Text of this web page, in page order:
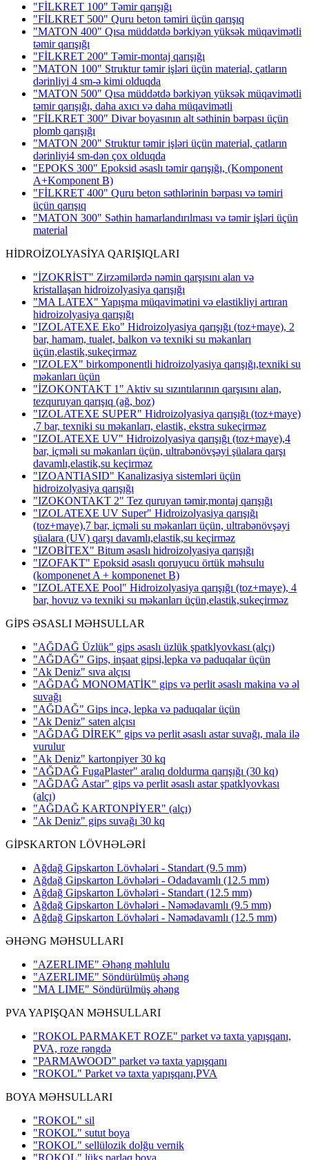
"FİLKRET 100" Təmir qarışığı
"FİLKRET 500" Quru beton təmiri üçün qarışıq
"MATON 400" Qısa müddətdə bərkiyən yüksək müqavimətli
təmir qarışığı
"FİLKRET 200" Təmir-montaj qarışığı
"MATON 100" Struktur təmir işləri üçün material, çatların
dərinliyi 4 sm-ə kimi olduqda
"MATON 500" Qısa müddətdə bərkiyən yüksək müqavimətli
təmir qarışığı, daha axıcı və daha müqavimətli
"FİLKRET 300" Divar boyasının alt səthinin bərpası üçün
plomb qarışığı
"MATON 200" Struktur təmir işləri üçün material, çatların
dərinliyi4 sm-dən çox olduqda
"EPOKS 300" Epoksid əsaslı təmir qarışığı, (Komponent
A+Komponent B)
"FİLKRET 400" Quru beton səthlərinin bərpası və təmiri
üçün qarışıq
"MATON 300" Səthin hamarlandırılması və təmir işləri üçün
material
HİDROİZOLYASİYA QARIŞIQLARI
"İZOKRİST" Zirzəmilərdə nəmin qarşısını alan və
kristallaşan hidroizolyasiya qarışığı
"MA LATEX" Yapışma müqavimətini və elastikliyi artıran
hidroizolyasiya qarışığı
"IZOLATEXE Eko" Hidroizolyasiya qarışığı (toz+maye), 2
bar, hamam, tualet, balkon və texniki su məkanları
üçün,elastik,sukeçirməz
"IZOLEX" birkomponentli hidroizolyasiya qarışığı,texniki su
məkanları üçün
"İZOKONTAKT 1" Aktiv su sızıntılarının qarşısını alan,
tezquruyan qarışıq (ağ, boz)
"IZOLATEXE SUPER" Hidroizolyasiya qarışığı (toz+maye)
,7 bar, texniki su məkanları, elastik, ekstra sukeçirməz
"IZOLATEXE UV" Hidroizolyasiya qarışığı (toz+maye),4
bar, içməli su məkanları üçün, ultrabənövşəyi şüalara qarşı
davamlı,elastik,su keçirməz
"IZOANTIASID" Kanalizasiya sistemləri üçün
hidroizolyasiya qarışığı
"IZOKONTAKT 2" Tez quruyan təmir,montaj qarışığı
"IZOLATEXE UV Super" Hidroizolyasiya qarışığı
(toz+maye),7 bar, içməli su məkanları üçün, ultrabənövşəyi
şüalara (UV) qarşı davamlı,elastik,su keçirməz
"IZOBİTEX" Bitum əsaslı hidroizolyasiya qarışığı
"IZOFAKT" Epoksid əsaslı qoruyucu örtük məhsulu
(komponenet A + komponenet B)
"IZOLATEXE Pool" Hidroizolyasiya qarışığı (toz+maye), 4
bar, hovuz və texniki su məkanları üçün,elastik,sukeçirməz
GİPS ƏSASLI MƏHSULLAR
"AĞDAĞ Üzlük" gips əsaslı üzlük şpatklyovkası (alçı)
"AĞDAĞ" Gips, inşaat gipsi,lepka və paduqalar üçün
"Ak Deniz" sıva alçısı
"AĞDAĞ MONOMATİK" gips və perlit əsaslı makina və əl
suvağı
"AĞDAĞ" Gips incə, lepka və paduqalar üçün
"Ak Deniz" saten alçısı
"AĞDAĞ DİREK" gips və perlit əsaslı astar suvağı, mala ilə
vurulur
"Ak Deniz" kartonpiyer 30 kq
"AĞDAĞ FugaPlaster" aralıq doldurma qarışığı (30 kq)
"AĞDAĞ Astar" gips və perlit əsaslı astar şpatklyovkası
(alçı)
"AĞDAĞ KARTONPİYER" (alçı)
"Ak Deniz" gips suvağı 30 kq
GİPSKARTON LÖVHƏLƏRİ
Ağdağ Gipskarton Lövhələri - Standart (9.5 mm)
Ağdağ Gipskarton Lövhələri - Odadavamlı (12.5 mm)
Ağdağ Gipskarton Lövhələri - Standart (12.5 mm)
Ağdağ Gipskarton Lövhələri - Nəmədavamlı (9.5 mm)
Ağdağ Gipskarton Lövhələri - Nəmədavamlı (12.5 mm)
ƏHƏNG MƏHSULLARI
"AZERLIME" Əhəng məhlulu
"AZERLIME" Söndürülmüş əhəng
"MA LIME" Söndürülmüş əhəng
PVA YAPIŞQAN MƏHSULLARI
"ROKOL PARMAKET ROZE" parket və taxta yapışqanı,
PVA, roze rəngdə
"PARMAWOOD" parket və taxta yapışqanı
"ROKOL" Parket və taxta yapışqanı,PVA
BOYA MƏHSULLARI
"ROKOL" sil
"ROKOL" sutut boya
"ROKOL" sellülozik dolğu vernik
"ROKOL" lüks parlaq boya